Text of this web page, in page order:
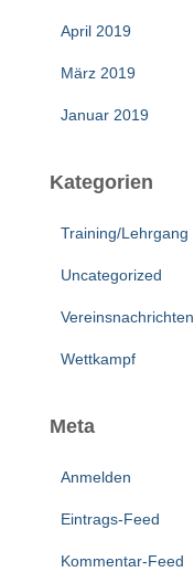
April 2019
März 2019
Januar 2019
Kategorien
Training/Lehrgang
Uncategorized
Vereinsnachrichten
Wettkampf
Meta
Anmelden
Eintrags-Feed
Kommentar-Feed